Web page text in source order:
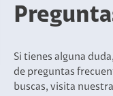
Si tienes alguna
de preguntas
buscas, visita